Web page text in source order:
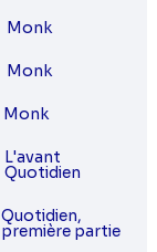
Monk
Monk
Monk
L'avant
Quotidien
Quotidien,
première partie